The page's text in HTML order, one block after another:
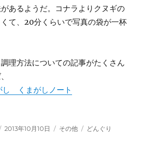
あるようだ。コナラよりクヌギの
て、20分くらいで写真の袋が一杯
理方法についての記事がたくさん
し くまがしノート
投
2013年10月10日
カ
その他
タ
どんぐり